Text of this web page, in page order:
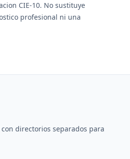
CIE-10. No sustituye
profesional ni una
directorios separados para